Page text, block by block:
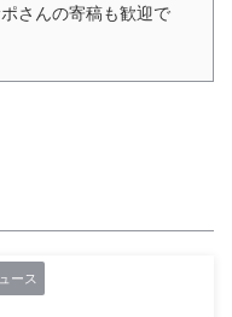
さんの寄稿も歓迎で
ース